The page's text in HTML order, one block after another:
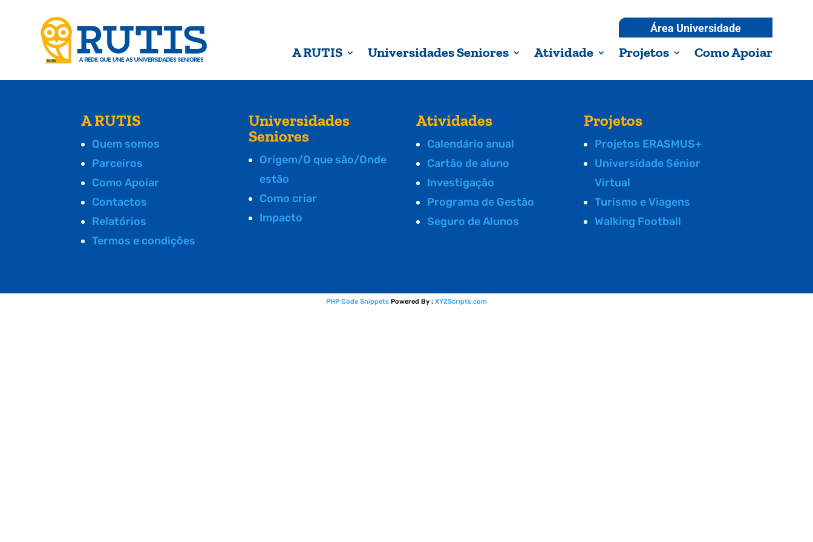
Área Universidade
A RUTIS Universidades Seniores Atividade Projetos Como Apoiar
A RUTIS
Quem somos
Parceiros
Como Apoiar
Contactos
Relatórios
Termos e condições
Universidades
Seniores
Origem/O que são/Onde
estão
Como criar
Impacto
Atividades
Calendário anual
Cartão de aluno
Investigação
Programa de Gestão
Seguro de Alunos
Projetos
Projetos ERASMUS+
Universidade Sénior
Virtual
Turismo e Viagens
Walking Football
PHP Code Snippets Powered By : XYZScripts.com